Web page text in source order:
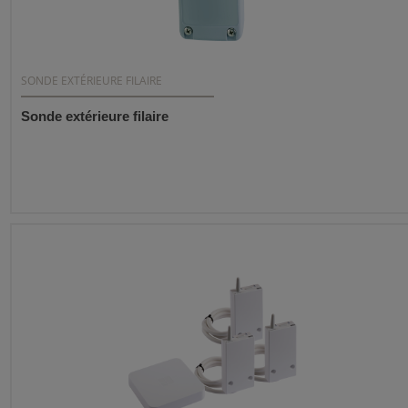
SONDE EXTÉRIEURE FILAIRE
Sonde extérieure filaire